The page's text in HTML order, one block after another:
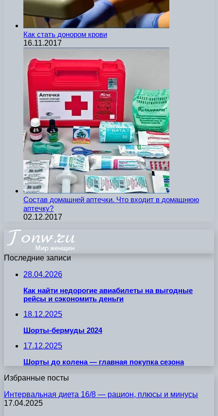
Как стать донором крови
16.11.2017
Состав домашней аптечки. Что входит в домашнюю
аптечку?
02.12.2017
Последние записи
28.04.2026
Как найти недорогие авиабилеты на выгодные
рейсы и сэкономить деньги
18.12.2025
Шорты-бермуды 2024
17.12.2025
Шорты до колена — главная покупка сезона
Избранные посты
Интервальная диета 16/8 — рацион, плюсы и минусы
17.04.2025